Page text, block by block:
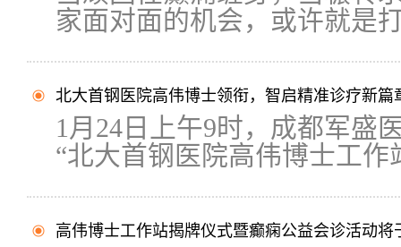
家面对面的机会，或许就是
北大首钢医院高伟博士领衔，智启精准诊疗新
1月24日上午9时，成都军
“北大首钢医院高伟博士工作
高伟博士工作站揭牌仪式暨癫痫公益会诊活动将